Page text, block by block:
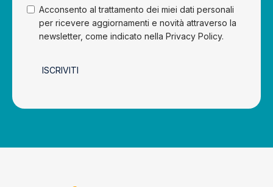
Acconsento al trattamento dei miei dati personali
per ricevere aggiornamenti e novità attraverso la
newsletter, come indicato nella Privacy Policy.
ISCRIVITI